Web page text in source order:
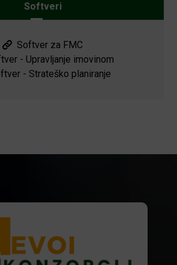
Softveri
Softver za FMC
- Upravljanje imovinom
- Strateško planiranje